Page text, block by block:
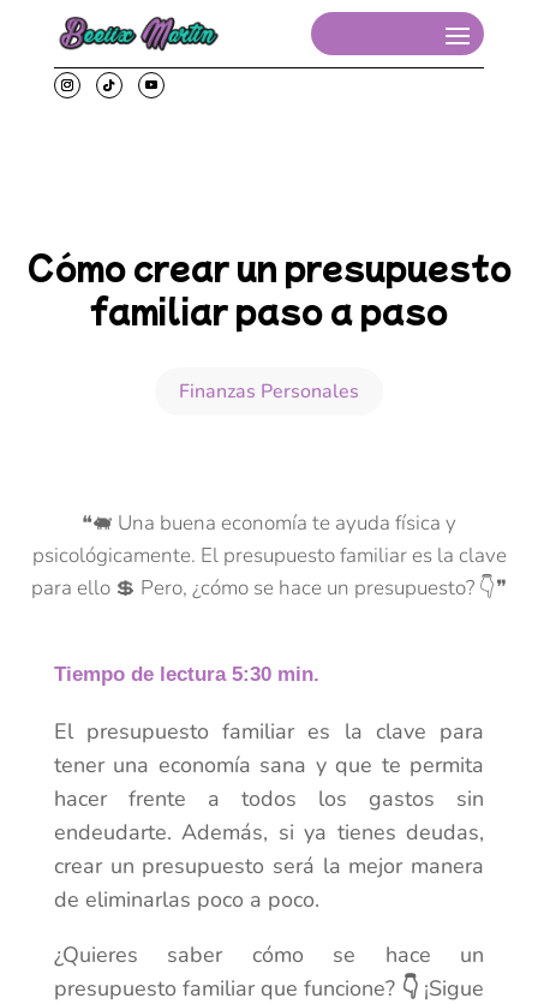
Cómo crear un presupuesto
familiar paso a paso
Finanzas Personales
❝🐖 Una buena economía te ayuda física y
psicológicamente. El presupuesto familiar es la clave
para ello 💲 Pero, ¿cómo se hace un presupuesto? 👇❞
Tiempo de lectura 5:30 min.
El presupuesto familiar es la clave para
tener una economía sana y que te permita
hacer frente a todos los gastos sin
endeudarte. Además, si ya tienes deudas,
crear un presupuesto será la mejor manera
de eliminarlas poco a poco.
¿Quieres saber cómo se hace un
presupuesto familiar que funcione? 👇 ¡Sigue